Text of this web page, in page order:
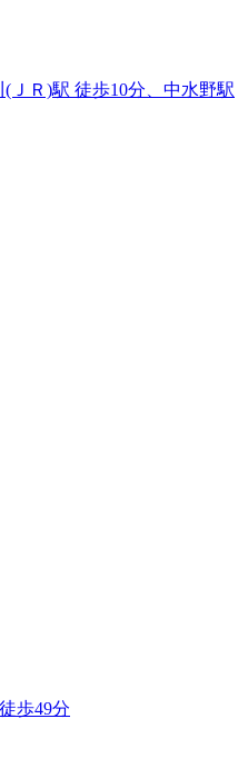
ＪＲ)駅 徒歩10分、中水野駅
歩49分